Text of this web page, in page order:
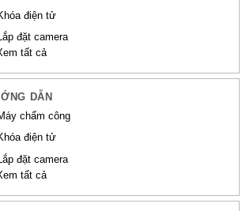
điện tử
đặt camera
tất cả
DẪN
chấm công
điện tử
đặt camera
tất cả